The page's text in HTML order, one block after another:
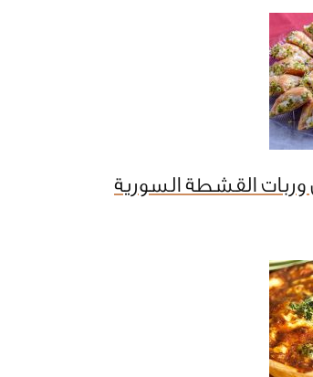
القشطة السورية